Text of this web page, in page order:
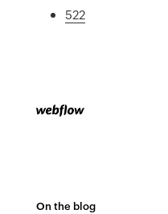
522
On the blog